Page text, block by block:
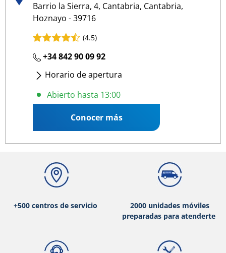
Barrio la Sierra, 4, Cantabria, Cantabria,
Hoznayo - 39716
(4.5)
+34 842 90 09 92
Horario de apertura
Lunes- Viernes:09:00 13:00
Abierto hasta 13:00
Conocer más
+500 centros de servicio
2000 unidades móviles
preparadas para atenderte